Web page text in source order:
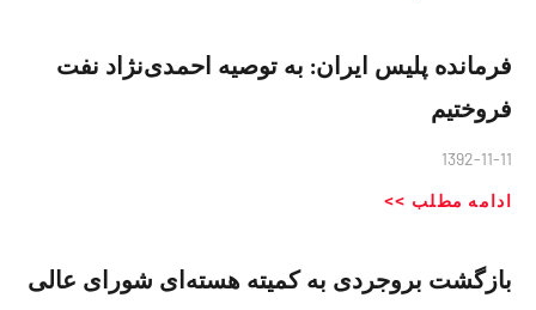
فرمانده پلیس ایران: به توصیه احمدی‌نژاد نفت
فروختیم
1392-11-11
ادامه مطلب >>
بازگشت بروجردی به کمیته هسته‌ای شورای عالی